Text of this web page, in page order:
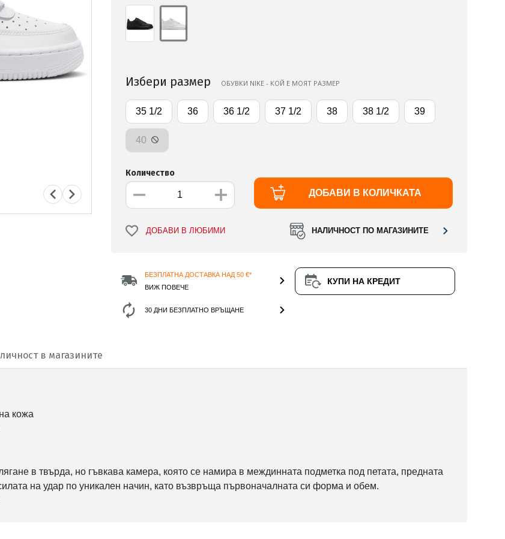
Избери размер ОБУВКИ NIKE - КОЙ Е МОЯТ РАЗМЕР
35 1/2 36 36 1/2 37 1/2 38 38 1/2 39
40
Количество
ДОБАВИ В КОЛИЧКАТА
ДОБАВИ В ЛЮБИМИ НАЛИЧНОСТ ПО МАГАЗИНИТЕ
БЕЗПЛАТНА ДОСТАВКА НАД 50 €*
ВИЖ ПОВЕЧЕ
30 ДНИ БЕЗПЛАТНО ВРЪЩАНЕ
КУПИ НА КРЕДИТ
в магазините
кожа
в твърда, но гъвкава камера, която се намира в междинната подметка под петата, предната
на удар по уникален начин, като възвръща първоначалната си форма и обем.